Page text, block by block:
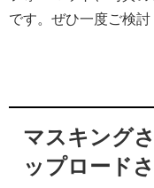
です。ぜひ一度ご検討
マスキング
ップロード